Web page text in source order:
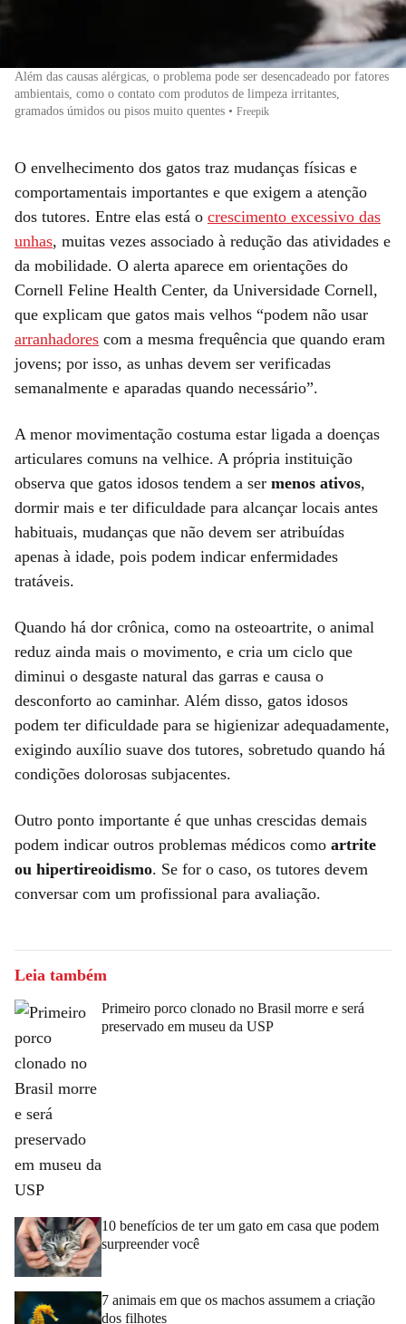
Além das causas alérgicas, o problema pode ser desencadeado por fatores
ambientais, como o contato com produtos de limpeza irritantes,
gramados úmidos ou pisos muito quentes • Freepik
O envelhecimento dos gatos traz mudanças físicas e
comportamentais importantes e que exigem a atenção
dos tutores. Entre elas está o crescimento excessivo das
unhas, muitas vezes associado à redução das atividades e
da mobilidade. O alerta aparece em orientações do
Cornell Feline Health Center, da Universidade Cornell,
que explicam que gatos mais velhos “podem não usar
arranhadores com a mesma frequência que quando eram
jovens; por isso, as unhas devem ser verificadas
semanalmente e aparadas quando necessário”.
A menor movimentação costuma estar ligada a doenças
articulares comuns na velhice. A própria instituição
observa que gatos idosos tendem a ser menos ativos,
dormir mais e ter dificuldade para alcançar locais antes
habituais, mudanças que não devem ser atribuídas
apenas à idade, pois podem indicar enfermidades
tratáveis.
Quando há dor crônica, como na osteoartrite, o animal
reduz ainda mais o movimento, e cria um ciclo que
diminui o desgaste natural das garras e causa o
desconforto ao caminhar. Além disso, gatos idosos
podem ter dificuldade para se higienizar adequadamente,
exigindo auxílio suave dos tutores, sobretudo quando há
condições dolorosas subjacentes.
Outro ponto importante é que unhas crescidas demais
podem indicar outros problemas médicos como artrite
ou hipertireoidismo. Se for o caso, os tutores devem
conversar com um profissional para avaliação.
Leia também
Primeiro porco clonado no Brasil morre e será
preservado em museu da USP
10 benefícios de ter um gato em casa que podem
surpreender você
7 animais em que os machos assumem a criação
dos filhotes